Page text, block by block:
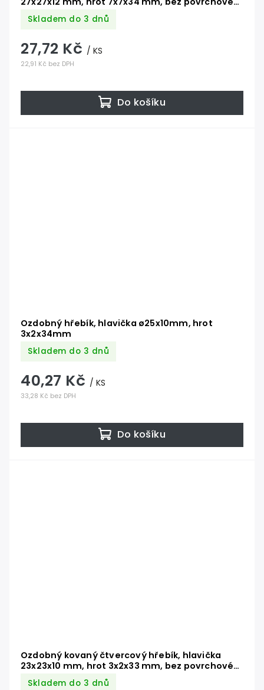
Skladem do 3 dnů
22,91 Kč bez DPH
27,72 Kč / KS
Do košíku
Ozdobný hřebík, hlavička ø25x10mm, hrot
3x2x34mm
Skladem do 3 dnů
33,28 Kč bez DPH
40,27 Kč / KS
Do košíku
Ozdobný kovaný čtvercový hřebík, hlavička
23x23x10 mm, hrot 3x2x33 mm, bez povrchové
úpravy
Skladem do 3 dnů